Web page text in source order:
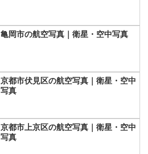
亀岡市の航空写真｜衛星・空中写真
京都市伏見区の航空写真｜衛星・空中
写真
京都市上京区の航空写真｜衛星・空中
写真